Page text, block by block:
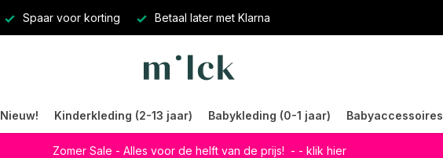
Spaar voor korting Betaal later met Klarna
Nieuw! Kinderkleding (2-13 jaar) Babykleding (0-1 jaar) Babyaccessoires
Zomer Sale - Alles voor de helft van de prijs! - - klik hier